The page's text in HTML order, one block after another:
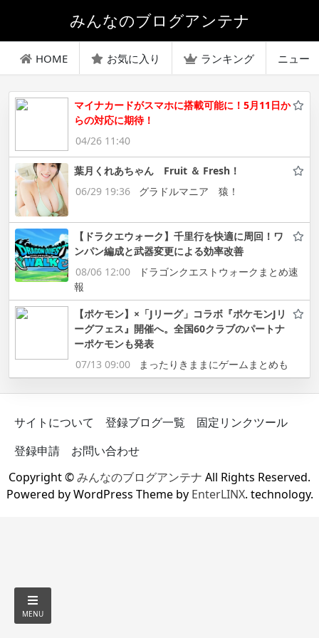
みんなのブログアンテナ
HOME お気に入り ランキング ニュー
マイナカードがスマホに搭載可能に！5月11日か
らの対応に期待！
04/26 11:40
葉月くれあちゃん Fruit ＆ Fresh！
06/29 19:36
グラドルマニア 猿！
【ドラクエウォーク】千里行を快適に周回！ワ
ンパン編成と武器変更による効率改善
08/06 12:00
ドラゴンクエストウォークまとめ速
報
【ポケモン】×「Jリーグ」コラボ『ポケモンJリ
ーグフェス』開催へ。全国60クラブのパートナ
ーポケモンも発表
07/13 09:00
まったりきままにゲームまとめも
サイトについて 登録ブログ一覧
固定リンクツール
登録申請
お問い合わせ
Copyright ©みんなのブログアンテナ All Rights Reserved.
Powered by WordPress Theme by EnterLINX. technology.
MENU